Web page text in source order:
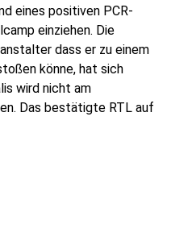
eines positiven PCR-
einziehen. Die
dass er zu einem
könne, hat sich
wird nicht am
Das bestätigte RTL auf